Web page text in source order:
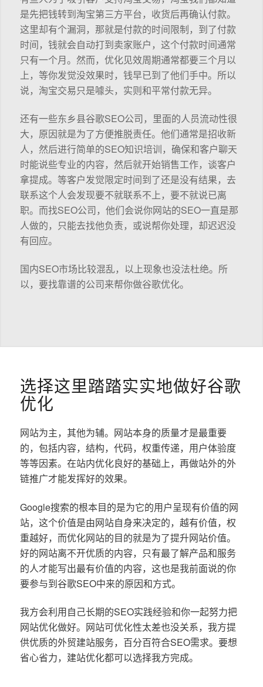
是先把钱转到淘宝第三方平台，收货后再确认付款。
这里却有个漏洞，那就是付款的时间限制，到了付款
时间，钱就会自动打到卖家账户，这个付款时间通常
只有一个月。然而，优化见效周期通常都要三个月以
上，等你发觉没效果时，钱早已到了他们手中。所以
说，淘宝交易只是噱头，实则和平常付款无异。
还有一些东乡县谷歌SEO公司，里面的人员流动性很
大，原因就是为了方便推脱责任。他们通常是招收新
人，然后进行简单的SEO知识培训，确保和客户聊天
时能说些专业的内容，然后就开始销售工作，谈客户
拿提成。等客户发觉限定时间到了还是没有结果，去
联系这个人会发现要不就联系不上，要不就说已离
职。而找SEO公司，他们会说你网站的SEO一直是那
人做的，只能去找他负责，或说帮你处理，却迟迟没
有回应。
国内SEO市场比较混乱，以上现象也没法杜绝。所
以，要找靠谱的公司来帮你做谷歌优化。
选择这里踏踏实实地做好谷歌
优化
网站为主，其他为辅。网站本身的质量才是最重要
的，包括内容，结构，代码，权重传递，用户体验度
等等因素。在站内优化良好的基础上，再做站外的外
链推广才能发挥好的效果。
Google搜索的根本目的是为它的用户呈现有价值的网
站，这个价值是由网站自身来决定的，越有价值，权
重越好，而优化网站的目的就是为了提升网站价值。
好的网站离不开优质的内容，只有最了解产品和服务
的人才能写出最有价值的内容，这也是我前面说的你
要参与到谷歌SEO中来的原因和方式。
我方会利用自己长期的SEO实践经验和你一起努力把
网站优化做好。网站可优化性太差也没关系，我方提
供优质的外贸建站服务，百分百符合SEO需求。要想
省心省力，建站优化都可以选择我方完成。